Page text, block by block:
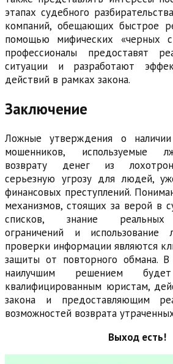
этапах судебного
компаний, обещающих быстрое
помощью мифических «черных
профессионалы предоставят
ситуации и разработают
действий в рамках закона.
Заключение
Ложные утверждения о
мошенников, используемые
возврату денег из
серьезную угрозу для людей,
финансовых преступлений.
механизмов, стоящих за верой в
списков, знание реальных
ограничений и использование
проверки информации являются
защиты от повторного обмана. В
наилучшим решением
квалифицированным юристам,
закона и предоставляющим
возможностей возврата
Выход есть!